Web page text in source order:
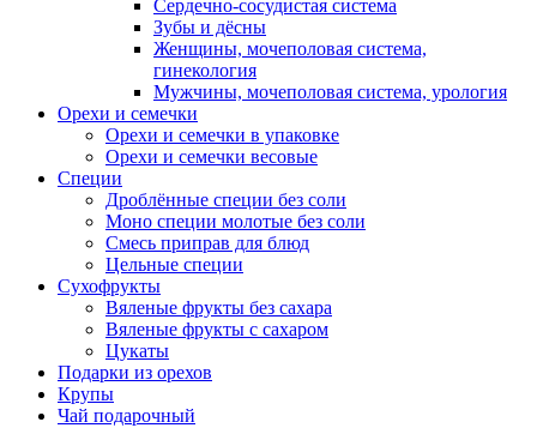
Сердечно-сосудистая система
Зубы и дёсны
Женщины, мочеполовая система,
гинекология
Мужчины, мочеполовая система, урология
Орехи и семечки
Орехи и семечки в упаковке
Орехи и семечки весовые
Специи
Дроблённые специи без соли
Моно специи молотые без соли
Смесь приправ для блюд
Цельные специи
Сухофрукты
Вяленые фрукты без сахара
Вяленые фрукты с сахаром
Цукаты
Подарки из орехов
Крупы
Чай подарочный